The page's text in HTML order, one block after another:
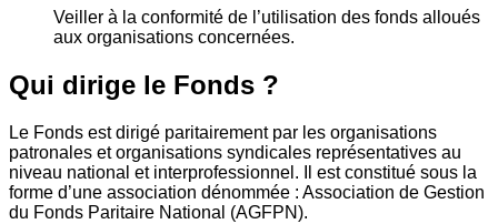
Veiller à la conformité de l’utilisation des fonds alloués
aux organisations concernées.
Qui dirige le Fonds ?
Le Fonds est dirigé paritairement par les organisations
patronales et organisations syndicales représentatives au
niveau national et interprofessionnel. Il est constitué sous la
forme d’une association dénommée : Association de Gestion
du Fonds Paritaire National (AGFPN).